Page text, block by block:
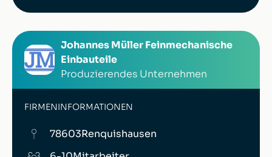
Johannes Müller Feinmechanische
Einbauteile
Produzierendes Unternehmen
FIRMENINFORMATIONEN
78603Renquishausen